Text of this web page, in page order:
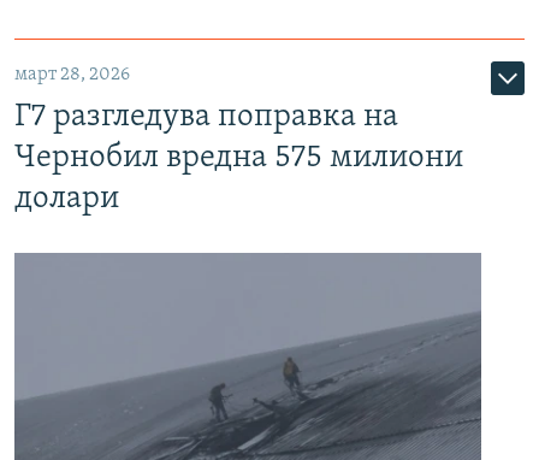
март 28, 2026
Г7 разгледува поправка на
Чернобил вредна 575 милиони
долари